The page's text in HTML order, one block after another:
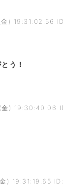
) 19:31:02.56
う！
) 19:30:40.06
) 19:31:19.65